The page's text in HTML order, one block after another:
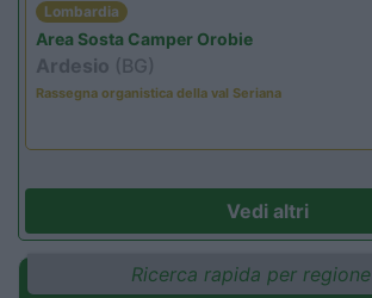
Lombardia
Area Sosta Camper Orobie
Ardesio (BG)
Rassegna organistica della val Seriana
Vedi altri
Ricerca rapida per regione